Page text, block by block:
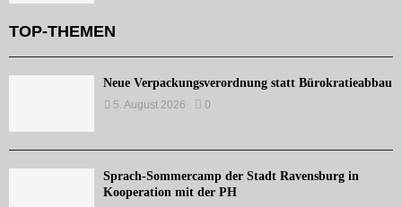
TOP-THEMEN
Neue Verpackungsverordnung statt Bürokratieabbau
5. August 2026 0
Sprach-Sommercamp der Stadt Ravensburg in
Kooperation mit der PH